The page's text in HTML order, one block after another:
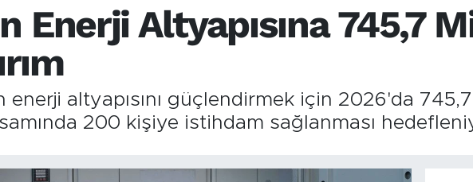
BİST100
13.768
Enerji Altyapısına 745,7
enerji altyapısını güçlendirmek için 2026'da
200 kişiye istihdam sağlanması